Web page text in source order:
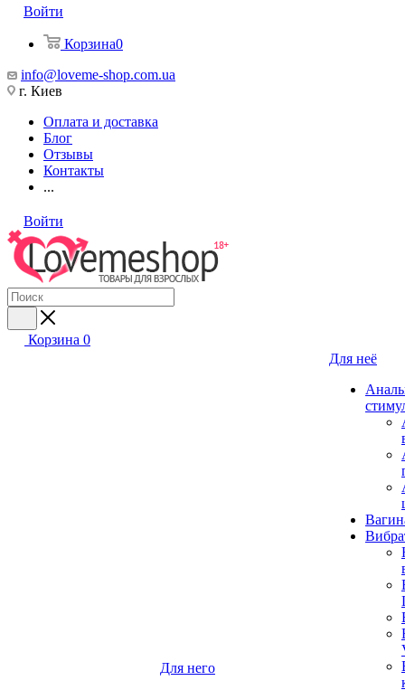
Войти
Корзина0
info@loveme-shop.com.ua
г. Киев
Оплата и доставка
Блог
Отзывы
Контакты
...
Войти
Корзина 0
Для него
Для неё